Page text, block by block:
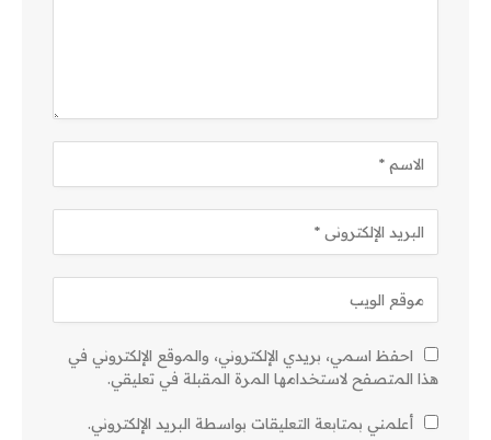
احفظ اسمي، بريدي الإلكتروني، والموقع الإلكتروني في
هذا المتصفح لاستخدامها المرة المقبلة في تعليقي.
أعلمني بمتابعة التعليقات بواسطة البريد الإلكتروني.